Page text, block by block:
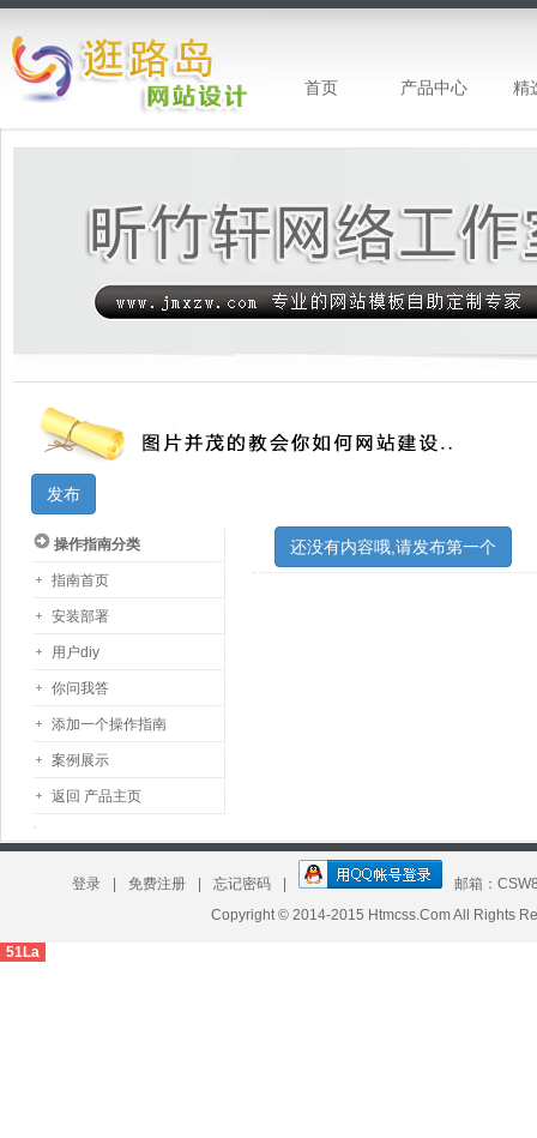
昕竹轩工作室-企业网站建设 企业网站模
首页 产品中心 精
发布
操作指南分类
指南首页
安装部署
用户diy
你问我答
添加一个操作指南
案例展示
返回 产品主页
还没有内容哦,请发布第一个
登录 免费注册 忘记密码
邮箱：
Copyright © 2014-2015 Htmcss.Com All Rights
51La